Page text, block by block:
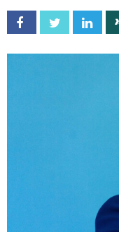
Facebook Twitter